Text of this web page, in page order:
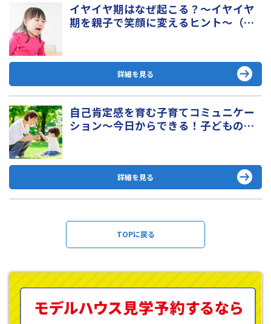
イヤイヤ期はなぜ起こる？～イヤイヤ
期を親子で笑顔に変えるヒント～（無
詳細を見る
自己肯定感を育む子育てコミュニケー
ション～今日からできる！子どもの心
詳細を見る
TOPに戻る